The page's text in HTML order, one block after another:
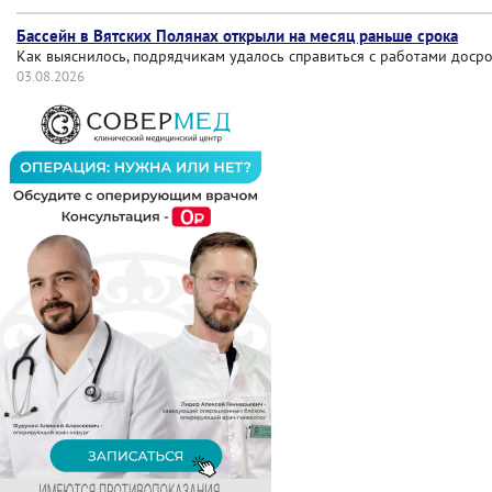
Бассейн в Вятских Полянах открыли на месяц раньше срока
Как выяснилось, подрядчикам удалось справиться с работами
03.08.2026